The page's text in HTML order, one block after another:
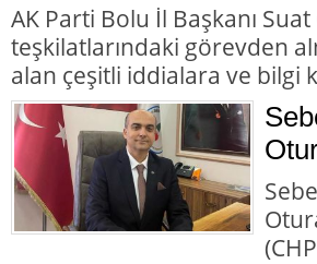
AK Parti Bolu İl Başkanı
teşkilatlarındaki görevden
alan çeşitli iddialara ve bilgi